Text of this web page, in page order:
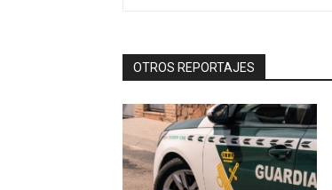
OTROS REPORTAJES